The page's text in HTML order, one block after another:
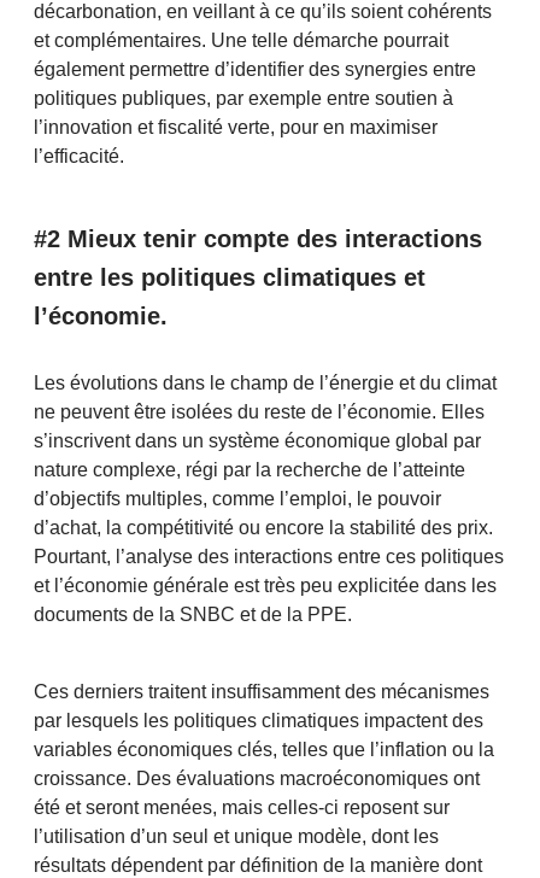
décarbonation, en veillant à ce qu’ils soient cohérents
et complémentaires. Une telle démarche pourrait
également permettre d’identifier des synergies entre
politiques publiques, par exemple entre soutien à
l’innovation et fiscalité verte, pour en maximiser
l’efficacité.
#2 Mieux tenir compte des interactions
entre les politiques climatiques et
l’économie.
Les évolutions dans le champ de l’énergie et du climat
ne peuvent être isolées du reste de l’économie. Elles
s’inscrivent dans un système économique global par
nature complexe, régi par la recherche de l’atteinte
d’objectifs multiples, comme l’emploi, le pouvoir
d’achat, la compétitivité ou encore la stabilité des prix.
Pourtant, l’analyse des interactions entre ces politiques
et l’économie générale est très peu explicitée dans les
documents de la SNBC et de la PPE.
Ces derniers traitent insuffisamment des mécanismes
par lesquels les politiques climatiques impactent des
variables économiques clés, telles que l’inflation ou la
croissance. Des évaluations macroéconomiques ont
été et seront menées, mais celles-ci reposent sur
l’utilisation d’un seul et unique modèle, dont les
résultats dépendent par définition de la manière dont